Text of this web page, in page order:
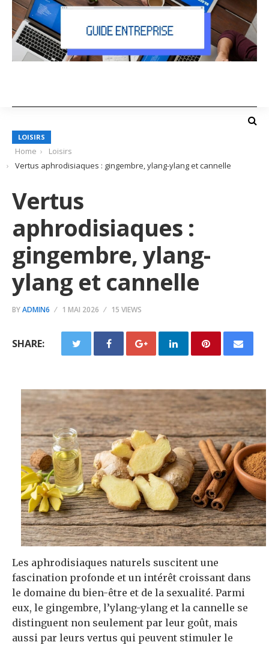
LOISIRS
Home
Loisirs
Vertus aphrodisiaques : gingembre, ylang-ylang et cannelle
Vertus
aphrodisiaques :
gingembre, ylang-
ylang et cannelle
BYADMIN6 1 MAI 2026 15 VIEWS
SHARE:
Les aphrodisiaques naturels suscitent une
fascination profonde et un intérêt croissant dans
le domaine du bien-être et de la sexualité. Parmi
eux, le gingembre, l’ylang-ylang et la cannelle se
distinguent non seulement par leur goût, mais
aussi par leurs vertus qui peuvent stimuler le